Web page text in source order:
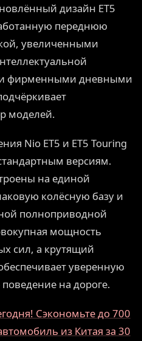
дизайн ET5
переднюю
увеличенными
и фирменными дневными
моделей.
Nio ET5 и ET5 Touring
версиям.
на единой
колёсную базу и
полноприводной
мощность
сил, а крутящий
уверенную
на дороге.
Сэкономьте до 700
из Китая за 30